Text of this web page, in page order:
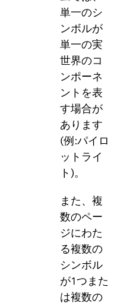
単一のシ
ンボルが
単一の実
世界のコ
ンポーネ
ントを表
す場合が
あります
(例:パイロ
ットライ
ト)。
また、複
数のペー
ジにわた
る複数の
シンボル
が1つまた
は複数の